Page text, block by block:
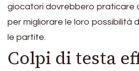
giocatori dovrebbero praticare
per migliorare le loro possibilità
le partite.
Colpi di testa